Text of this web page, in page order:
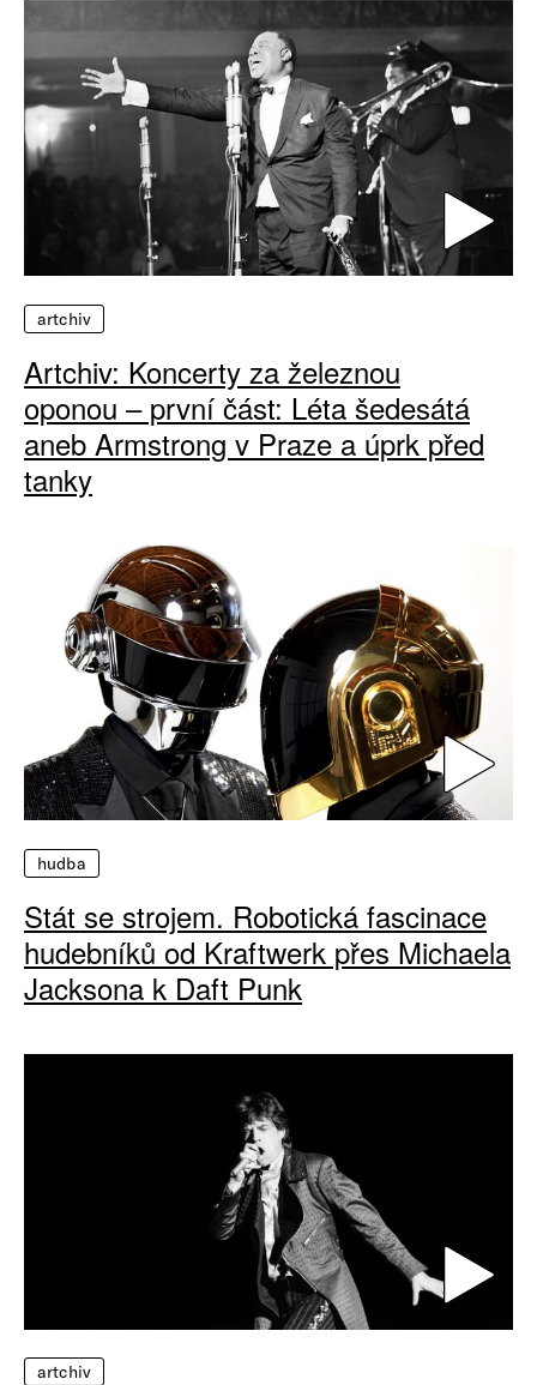
artchiv
Artchiv: Koncerty za železnou
oponou – první část: Léta šedesátá
aneb Armstrong v Praze a úprk před
tanky
hudba
Stát se strojem. Robotická fascinace
hudebníků od Kraftwerk přes Michaela
Jacksona k Daft Punk
artchiv